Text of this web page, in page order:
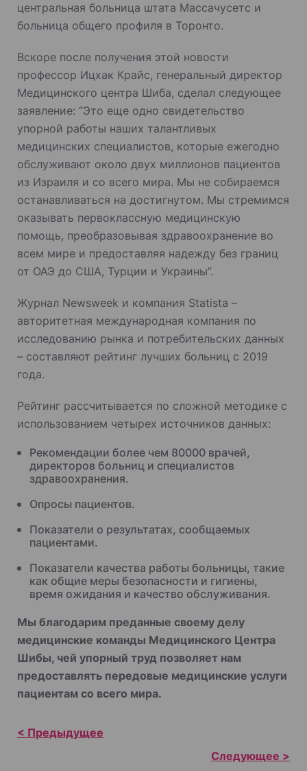
центральная больница штата Массачусетс и
больница общего профиля в Торонто.
Вскоре после получения этой новости
профессор Ицхак Крайс, генеральный директор
Медицинского центра Шиба, сделал следующее
заявление: “Это еще одно свидетельство
упорной работы наших талантливых
медицинских специалистов, которые ежегодно
обслуживают около двух миллионов пациентов
из Израиля и со всего мира. Мы не собираемся
останавливаться на достигнутом. Мы стремимся
оказывать первоклассную медицинскую
помощь, преобразовывая здравоохранение во
всем мире и предоставляя надежду без границ
от ОАЭ до США, Турции и Украины”.
Журнал Newsweek и компания Statista –
авторитетная международная компания по
исследованию рынка и потребительских данных
– составляют рейтинг лучших больниц с 2019
года.
Рейтинг рассчитывается по сложной методике с
использованием четырех источников данных:
Рекомендации более чем 80000 врачей,
директоров больниц и специалистов
здравоохранения.
Опросы пациентов.
Показатели о результатах, сообщаемых
пациентами.
Показатели качества работы больницы, такие
как общие меры безопасности и гигиены,
время ожидания и качество обслуживания.
Мы благодарим преданные своему делу
медицинские команды Медицинского Центра
Шибы, чей упорный труд позволяет нам
предоставлять передовые медицинские услуги
пациентам со всего мира.
Н